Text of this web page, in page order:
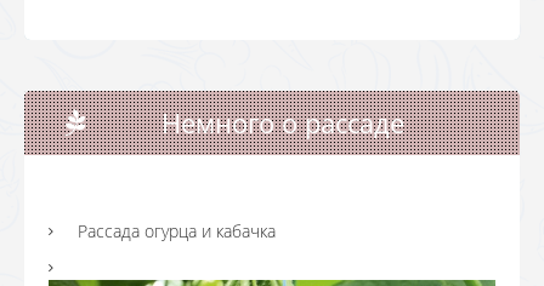
Немного о рассаде
Рассада огурца и кабачка